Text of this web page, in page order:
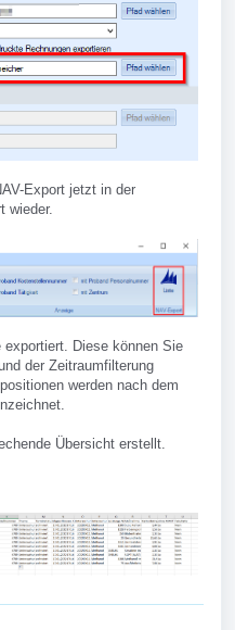
Export jetzt in der
wieder.
Diese können Sie
der Zeitraumfilterung
werden nach dem
Übersicht erstellt.